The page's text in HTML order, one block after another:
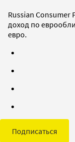
Russian Consumer
доход по
евро.
Подписаться